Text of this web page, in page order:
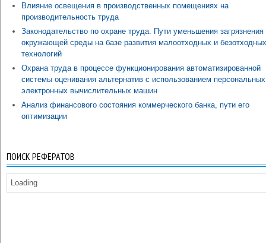
Влияние освещения в производственных помещениях на
производительность труда
Законодательство по охране труда. Пути уменьшения загрязнения
окружающей среды на базе развития малоотходных и безотходных
технологий
Охрана труда в процессе функционирования автоматизированной
системы оценивания альтернатив с использованием персональных
электронных вычислительных машин
Анализ финансового состояния коммерческого банка, пути его
оптимизации
ПОИСК РЕФЕРАТОВ
Loading